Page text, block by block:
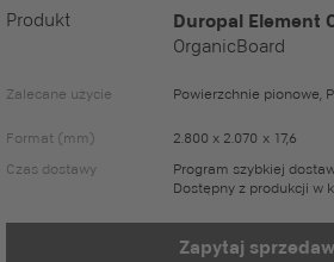
Produkt Duropal Element
OrganicBoard
Zalecane użycie Powierzchnie pionowe,
Format (mm)
2.800 x 2.070 x 17,6
Czas dostawy
Program szybkiej
Dostępny z produkcji w
Zapytaj